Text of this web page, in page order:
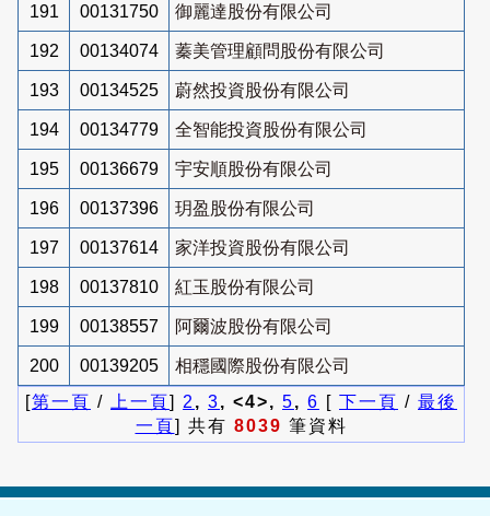
191 00131750 御麗達股份有限公司
192 00134074 蓁美管理顧問股份有限公司
193 00134525 蔚然投資股份有限公司
194 00134779 全智能投資股份有限公司
195 00136679 宇安順股份有限公司
196 00137396 玥盈股份有限公司
197 00137614 家洋投資股份有限公司
198 00137810 紅玉股份有限公司
199 00138557 阿爾波股份有限公司
200 00139205
相穩國際股份有限公司
[第一頁 / 上一頁] 2 , 3, <4>, 5, 6 [ 下一頁 / 最後
一頁] 共有 8039 筆資料